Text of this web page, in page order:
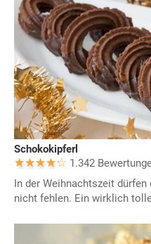
Schokokipferl
1.342
In der Weihnachtszeit
nicht fehlen. Ein wirklich